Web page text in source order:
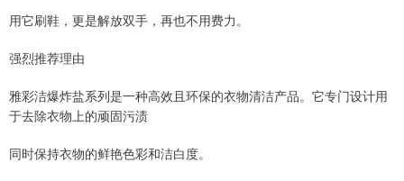
用它刷鞋，更是解放双手，再也不用费力。
强烈推荐理由
雅彩洁爆炸盐系列是一种高效且环保的衣物清洁产品。它专门设计用
于去除衣物上的顽固污渍
同时保持衣物的鲜艳色彩和洁白度。